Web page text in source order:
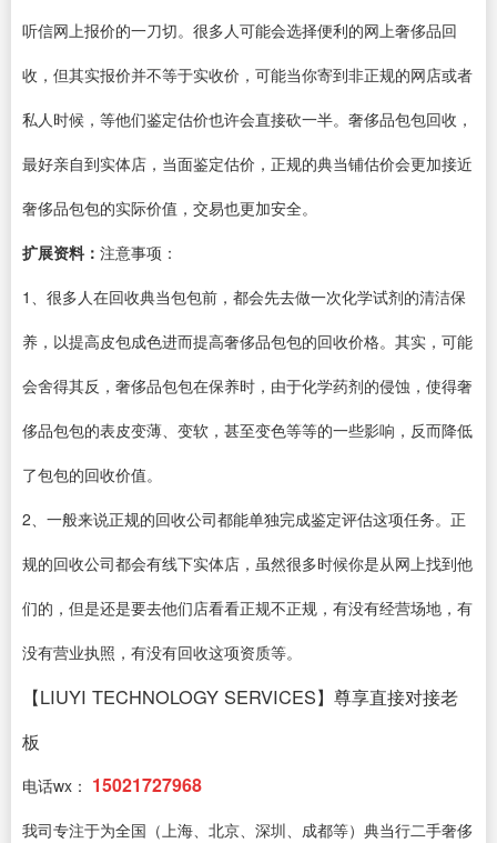
听信网上报价的一刀切。很多人可能会选择便利的网上奢侈品回
收，但其实报价并不等于实收价，可能当你寄到非正规的网店或者
私人时候，等他们鉴定估价也许会直接砍一半。奢侈品包包回收，
最好亲自到实体店，当面鉴定估价，正规的典当铺估价会更加接近
奢侈品包包的实际价值，交易也更加安全。
扩展资料： 注意事项：
1、很多人在回收典当包包前，都会先去做一次化学试剂的清洁保
养，以提高皮包成色进而提高奢侈品包包的回收价格。其实，可能
会舍得其反，奢侈品包包在保养时，由于化学药剂的侵蚀，使得奢
侈品包包的表皮变薄、变软，甚至变色等等的一些影响，反而降低
了包包的回收价值。
2、一般来说正规的回收公司都能单独完成鉴定评估这项任务。正
规的回收公司都会有线下实体店，虽然很多时候你是从网上找到他
们的，但是还是要去他们店看看正规不正规，有没有经营场地，有
没有营业执照，有没有回收这项资质等。
【LIUYI TECHNOLOGY SERVICES】尊享直接对接老
板
电话wx： 15021727968
我司专注于为全国（上海、北京、深圳、成都等）典当行二手奢侈